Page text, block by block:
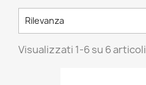
Rilevanza
Visualizzati 1-6 su 6 articoli